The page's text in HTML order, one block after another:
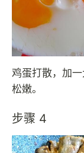
鸡蛋打散，加一
松嫩。
步骤 4